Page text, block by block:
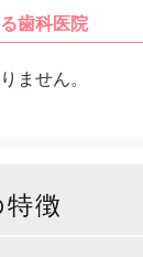
歯科医院
ません。
特徴